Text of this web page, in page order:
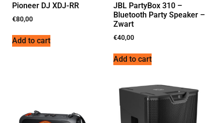
Pioneer DJ XDJ-RR
€80,00
Add to cart
JBL PartyBox 310 –
Bluetooth Party Speaker –
Zwart
€40,00
Add to cart